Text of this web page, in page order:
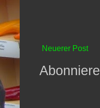
Neuerer Post